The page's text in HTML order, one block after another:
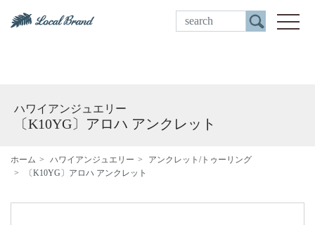
ご来店予約
ハワイアンジュエリー
〔K10YG〕アロハ アンクレット
ホーム ハワイアンジュエリー
アンクレット/トゥーリング
〔K10YG〕アロハ アンクレット